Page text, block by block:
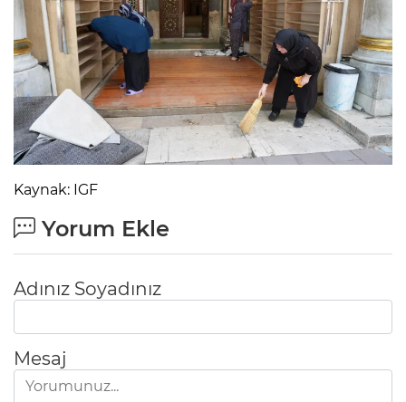
Kaynak: IGF
Yorum Ekle
Adınız Soyadınız
Mesaj